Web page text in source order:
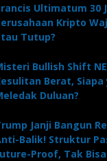
Ultimatum 30
Kripto
Tutup?
Bullish Shift
Berat, Siapa
Duluan?
Janji Bangun
Balik! Struktur
Proof, Tak